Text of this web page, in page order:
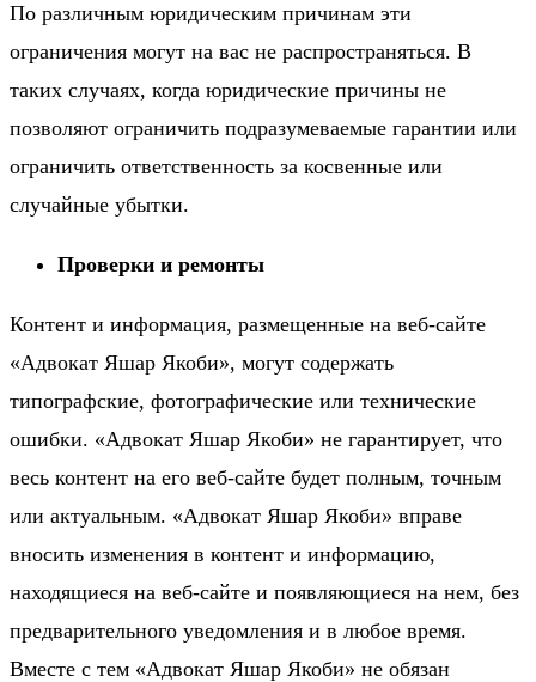
По различным юридическим причинам эти
ограничения могут на вас не распространяться. В
таких случаях, когда юридические причины не
позволяют ограничить подразумеваемые гарантии или
ограничить ответственность за косвенные или
случайные убытки.
Проверки и ремонты
Контент и информация, размещенные на веб-сайте
«Адвокат Яшар Якоби», могут содержать
типографские, фотографические или технические
ошибки. «Адвокат Яшар Якоби» не гарантирует, что
весь контент на его веб-сайте будет полным, точным
или актуальным. «Адвокат Яшар Якоби» вправе
вносить изменения в контент и информацию,
находящиеся на веб-сайте и появляющиеся на нем, без
предварительного уведомления и в любое время.
Вместе с тем «Адвокат Яшар Якоби» не обязан